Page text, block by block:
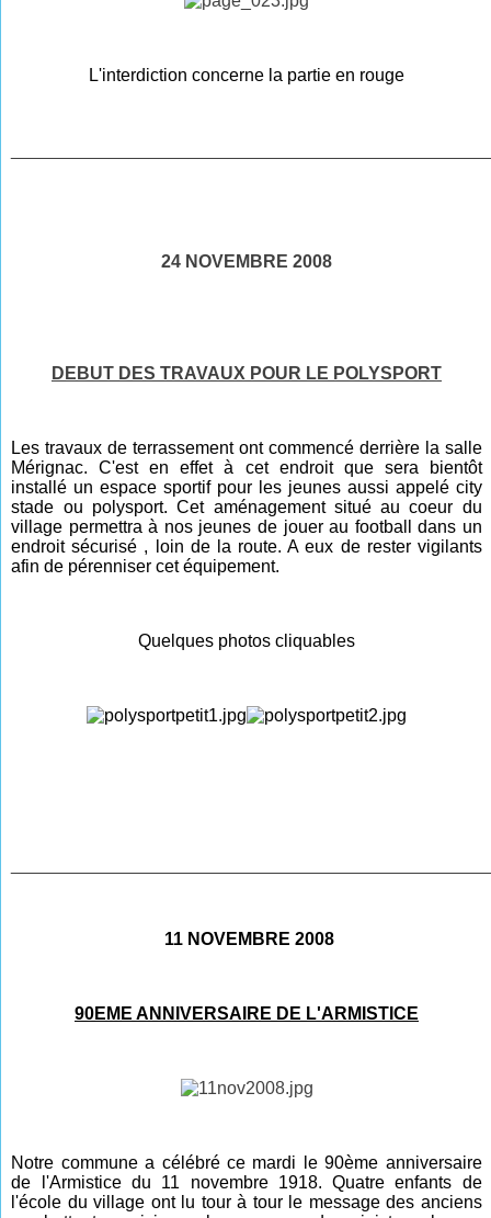
L'interdiction concerne la partie en rouge
24 NOVEMBRE 2008
DEBUT DES TRAVAUX POUR LE POLYSPORT
Les travaux de terrassement ont commencé derrière la salle
Mérignac. C'est en effet à cet endroit que sera bientôt
installé un espace sportif pour les jeunes aussi appelé city
stade ou polysport. Cet aménagement situé au coeur du
village permettra à nos jeunes de jouer au football dans un
endroit sécurisé , loin de la route. A eux de rester vigilants
afin de pérenniser cet équipement.
Quelques photos cliquables
11 NOVEMBRE 2008
90EME ANNIVERSAIRE DE L'ARMISTICE
Notre commune a célébré ce mardi le 90ème anniversaire
de l'Armistice du 11 novembre 1918. Quatre enfants de
l'école du village ont lu tour à tour le message des anciens